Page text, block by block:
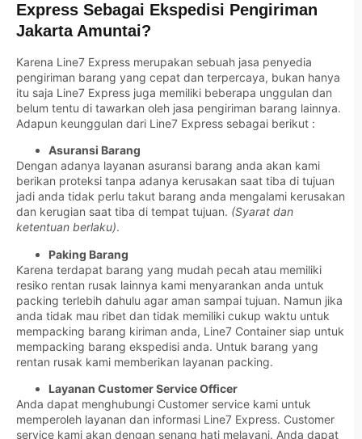
Express Sebagai Ekspedisi Pengiriman
Jakarta Amuntai?
Karena Line7 Express merupakan sebuah jasa penyedia
pengiriman barang yang cepat dan terpercaya, bukan hanya
itu saja Line7 Express juga memiliki beberapa unggulan dan
belum tentu di tawarkan oleh jasa pengiriman barang lainnya.
Adapun keunggulan dari Line7 Express sebagai berikut :
Asuransi Barang
Dengan adanya layanan asuransi barang anda akan kami
berikan proteksi tanpa adanya kerusakan saat tiba di tujuan
jadi anda tidak perlu takut barang anda mengalami kerusakan
dan kerugian saat tiba di tempat tujuan. (Syarat dan
ketentuan berlaku).
Paking Barang
Karena terdapat barang yang mudah pecah atau memiliki
resiko rentan rusak lainnya kami menyarankan anda untuk
packing terlebih dahulu agar aman sampai tujuan. Namun jika
anda tidak mau ribet dan tidak memiliki cukup waktu untuk
mempacking barang kiriman anda, Line7 Container siap untuk
mempacking barang ekspedisi anda. Untuk barang yang
rentan rusak kami memberikan layanan packing.
Layanan Customer Service Officer
Anda dapat menghubungi Customer service kami untuk
memperoleh layanan dan informasi Line7 Express. Customer
service kami akan dengan senang hati melayani. Anda dapat